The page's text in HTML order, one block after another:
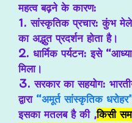
महत्व बढ़ने के कारण:
1. सांस्कृतिक प्रचार: कुंभ
का अद्भुत प्रदर्शन होता है।
2. धार्मिक पर्यटन: इसे
मिला।
3. सरकार का सहयोग:
द्वारा “अमूर्त सांस्कृतिक
इसका मतलब है की ,किसी